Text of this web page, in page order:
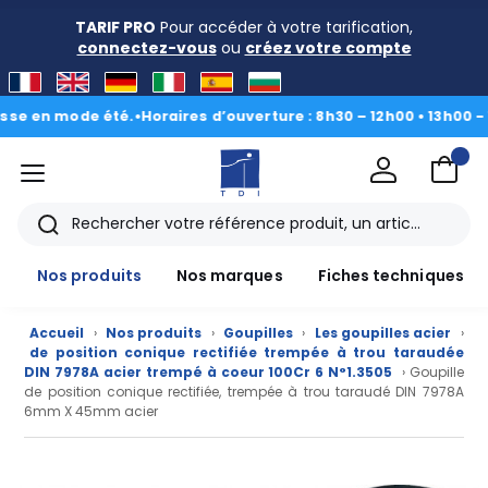
TARIF PRO Pour accéder à votre tarification,
connectez-vousou créez votre compte
mode été.•Horaires d’ouverture : 8h30 – 12h00 • 13h00 - 16h30|
menu
Rechercher
Nos produits
Nos marques Fiches techniques
Accueil › Nos produits › Goupilles › Les goupilles acier
›
de position conique rectifiée trempée à trou taraudée
DIN 7978A acier trempé à coeur 100Cr 6 N°1.3505
› Goupille
de position conique rectifiée, trempée à trou taraudé DIN 7978A
6mm X 45mm acier